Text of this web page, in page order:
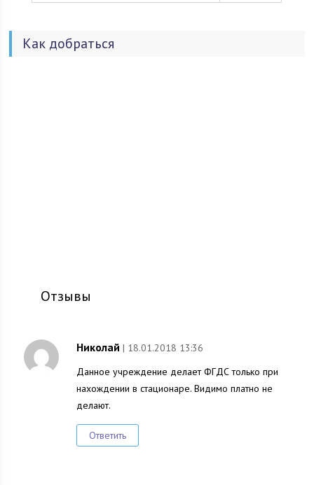
Как добраться
Отзывы
Николай | 18.01.2018 13:36
Данное учреждение делает ФГДС только при
нахождении в стационаре. Видимо платно не
делают.
Ответить